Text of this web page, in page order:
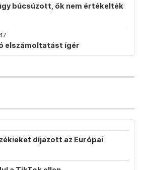
búcsúzott, ők nem értékelték
elszámoltatást ígér
díjazott az Európai